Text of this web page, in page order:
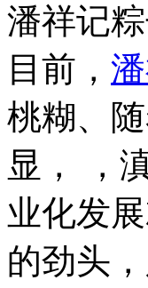
潘祥记
目前，
桃糊、
显， ，
业化发
的劲头